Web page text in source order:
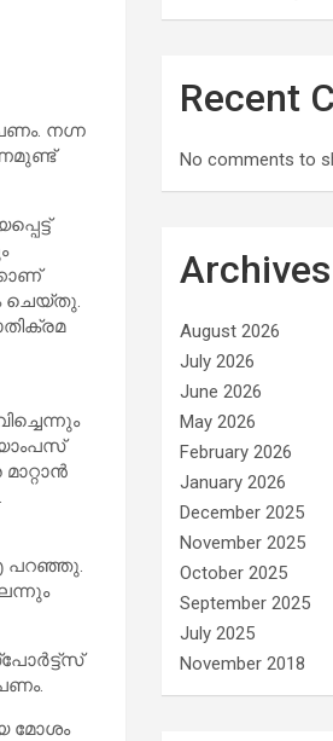
നഗ്ന
ചെയ്തു.
പറഞ്ഞു.
മോശം
Recent
No comments to
Archives
August 2026
July 2026
June 2026
May 2026
February 2026
January 2026
December 2025
November 2025
October 2025
September 2025
July 2025
November 2018